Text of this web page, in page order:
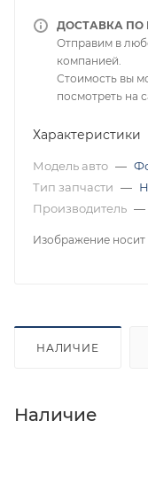
ДОСТАВКА ПО
Отправим в
компанией.
Стоимость вы
посмотреть на
Характеристики
Модель авто —
Тип запчасти —
Производитель —
Изображение носит
НАЛИЧИЕ
Наличие